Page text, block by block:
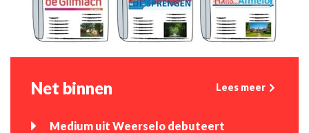
Net binnen Lees meer
Medium uit Weerselo debuteert